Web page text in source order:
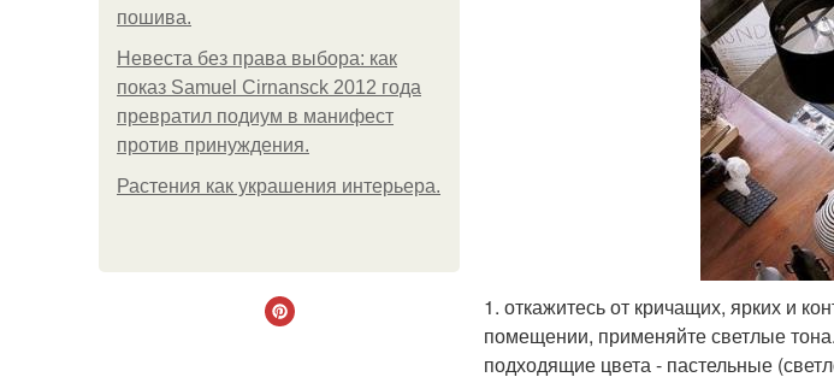
пошива.
Невеста без права выбора: как
показ Samuel Cirnansck 2012 года
превратил подиум в манифест
против принуждения.
Растения как украшения интерьера.
1. откажитесь от кричащих, ярких и
помещении, применяйте светлые
подходящие цвета - пастельные